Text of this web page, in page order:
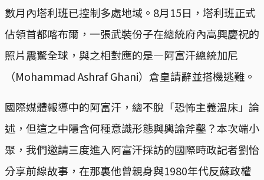
數月內塔利班已控制多處地域。8月15日，塔利班正式
佔領首都喀布爾，一張武裝份子在總統府內高興慶祝的
照片震驚全球，與之相對應的是—阿富汗總統加尼
（Mohammad Ashraf Ghani）倉皇請辭並搭機逃難。
國際媒體報導中的阿富汗，總不脫「恐怖主義溫床」論
述，但這之中隱含何種意識形態與輿論斧鑿？本次端小
聚，我們邀請三度進入阿富汗採訪的國際時政記者劉怡
分享前線故事，在那裏他曾親身與1980年代反蘇政權